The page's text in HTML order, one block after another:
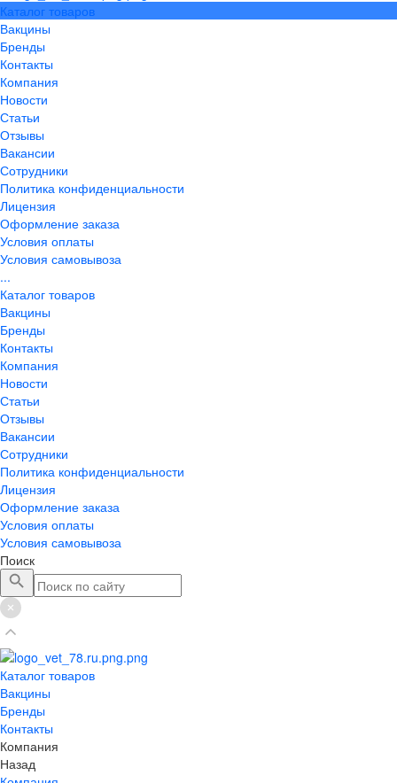
Каталог товаров
Вакцины
Бренды
Контакты
Компания
Новости
Статьи
Отзывы
Вакансии
Сотрудники
Политика конфиденциальности
Лицензия
Оформление заказа
Условия оплаты
Условия самовывоза
...
Каталог товаров
Вакцины
Бренды
Контакты
Компания
Новости
Статьи
Отзывы
Вакансии
Сотрудники
Политика конфиденциальности
Лицензия
Оформление заказа
Условия оплаты
Условия самовывоза
Поиск
Каталог товаров
Вакцины
Бренды
Контакты
Компания
Назад